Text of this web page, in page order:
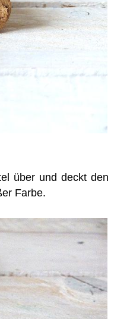
über und deckt den
Farbe.